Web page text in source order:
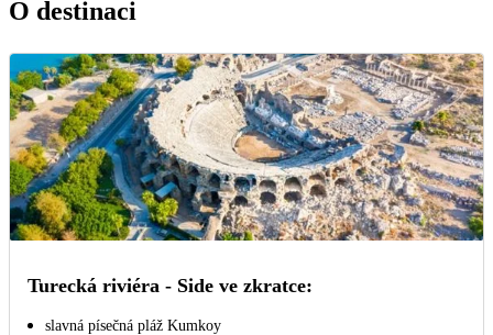
O destinaci
Turecká riviéra - Side ve zkratce:
slavná písečná pláž Kumkoy